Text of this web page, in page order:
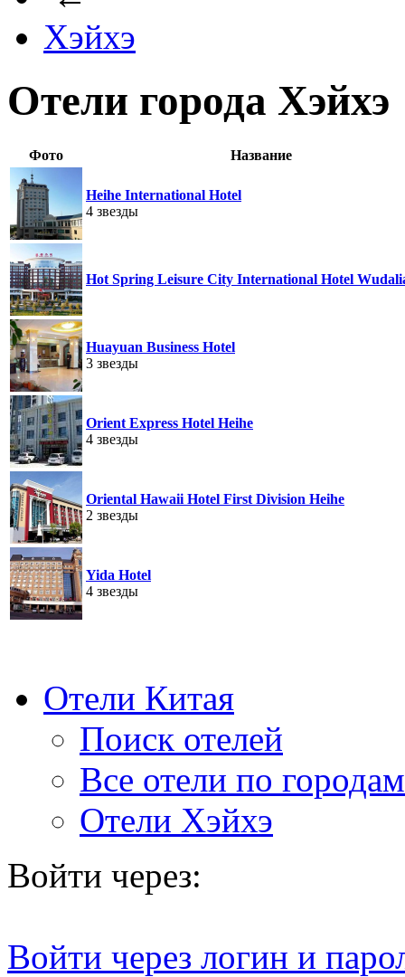
Хэйхэ
Отели города Хэйхэ
Фото Название
Heihe International Hotel
4 звезды
Hot Spring Leisure City International Hotel
Huayuan Business Hotel
3 звезды
Orient Express Hotel Heihe
4 звезды
Oriental Hawaii Hotel First Division Heihe
2 звезды
Yida Hotel
4 звезды
Отели Китая
Поиск отелей
Все отели по городам
Отели Хэйхэ
Войти через:
Войти через логин и